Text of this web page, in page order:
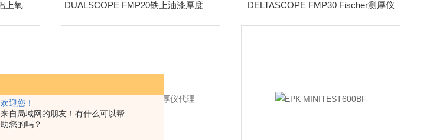
欢迎您！
来自局域网的朋友！有什么可以帮
助您的吗？
DELTASCOPE FMP30 Fischer测厚仪